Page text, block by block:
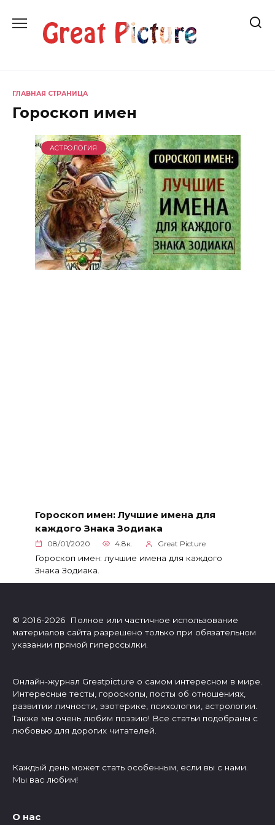
содержанию
ГЛАВНАЯ СТРАНИЦА
Гороскоп имен
АСТРОЛОГИЯ
Гороскоп имен: Лучшие имена для
каждого Знака Зодиака
08/01/2020 4.8к. Great Picture
Гороскоп имен: лучшие имена для каждого
Знака Зодиака.
© 2016-2026 Полное или частичное использование
материалов сайта разрешено только при обязательном
указании прямой гиперссылки.
Онлайн-журнал Greatpicture о самом интересном в мире.
Интересные тесты, гороскопы, посты об отношениях,
развитии личности, эзотерике, психологии, астрологии.
Также мы очень любим поэзию! Все статьи подобраны с
любовью для дорогих читателей.
Каждый день может стать особенным, если вы с нами.
Мы вас любим!
О нас